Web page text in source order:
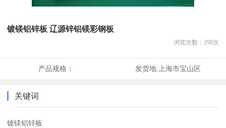
镀镁铝锌板 辽源锌铝镁彩钢板
浏览次数： 298次
产品规格： 发货地: 上海市宝山区
关键词
镀镁铝锌板